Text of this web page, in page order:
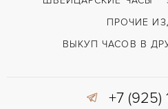
ВОЗМОЖНОСТИ ДОСТАВКИ
ПРОЧИЕ
ВЫКУП ЧАСОВ В
+7 (925)